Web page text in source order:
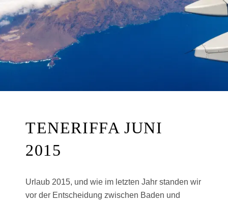
TENERIFFA JUNI
2015
Urlaub 2015, und wie im letzten Jahr standen wir
vor der Entscheidung zwischen Baden und